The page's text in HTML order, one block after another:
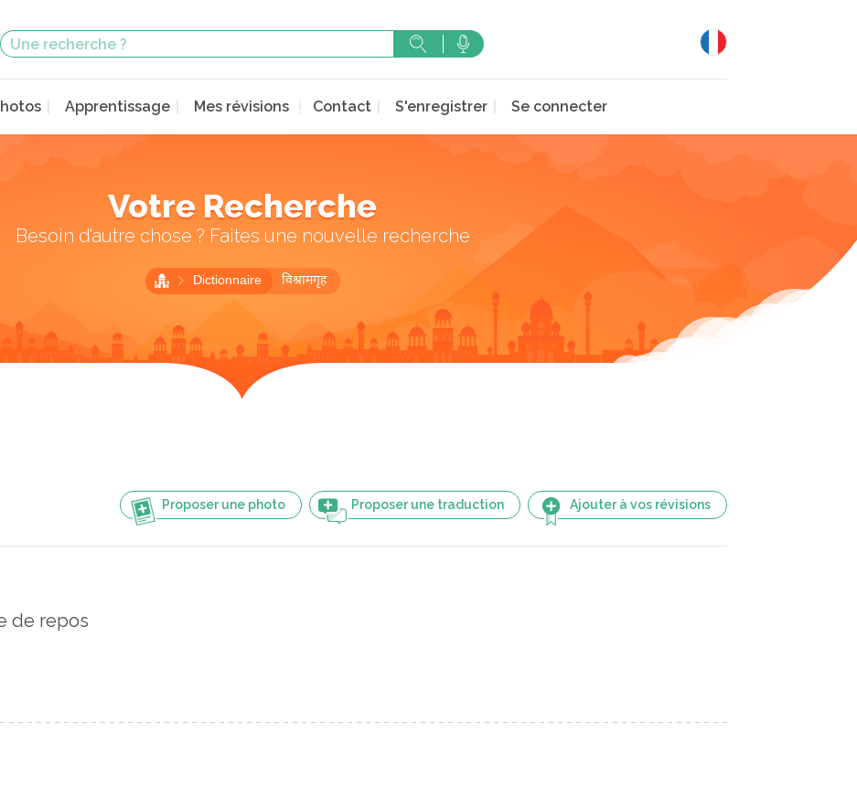
Apprentissage Mes révisions Contact S'enregistrer Se connecter
Votre Recherche
Besoin d’autre chose ? Faites une nouvelle recherche
Dictionnaire विश्रामगृह
Proposer une photo Proposer une traduction Ajouter à vos révisions
de repos